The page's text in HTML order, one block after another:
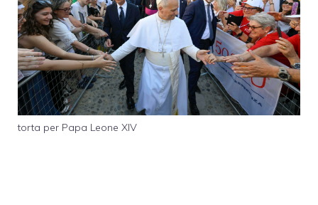
torta per Papa Leone XIV